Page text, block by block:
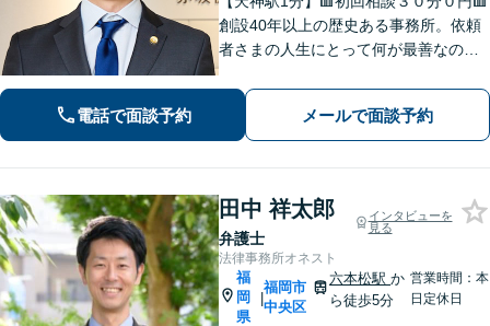
創設40年以上の歴史ある事務所。依頼
者さまの人生にとって何が最善なのか
す。丁寧なサポート＆暖かみのある誠
実な対応を心がけております！【夜
間・休日対応可】
電話で面談予約 メールで面談予約
田中 祥太郎
弁護士
インタビューを
見る
法律事務所オネスト
福
岡
県
|
福岡市
中央区
六本松駅か
ら徒歩5分
営業時間：本
日定休日